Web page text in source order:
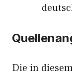
Die in